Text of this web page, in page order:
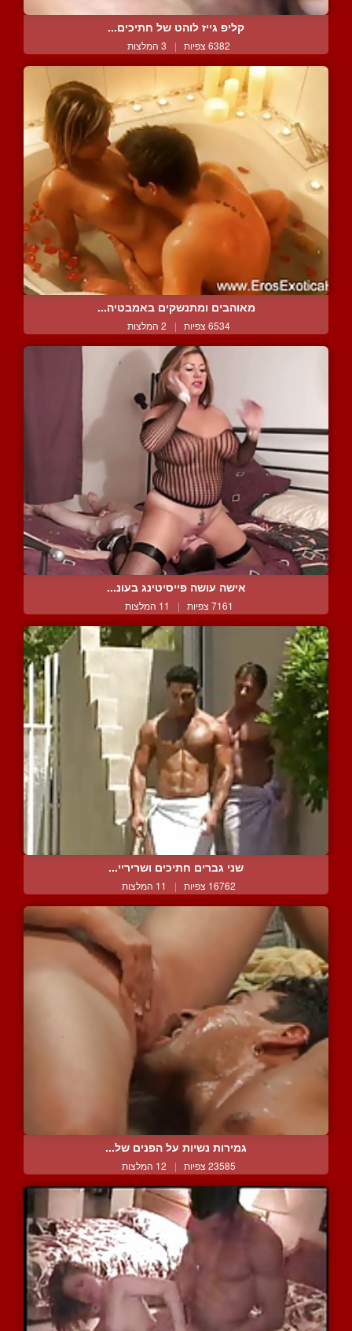
קליפ גייז לוהט של חתיכים...
6382 צפיות | 3 המלצות
מאוהבים ומתנשקים באמבטיה...
6534 צפיות | 2 המלצות
אישה עושה פייסיטינג בעונ...
7161 צפיות | 11 המלצות
שני גברים חתיכים ושריריי...
16762 צפיות | 11 המלצות
גמירות נשיות על הפנים של...
23585 צפיות | 12 המלצות